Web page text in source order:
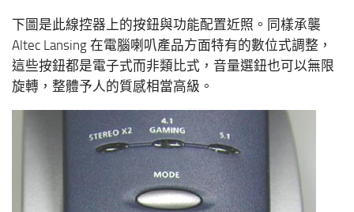
下圖是此線控器上的按鈕與功能配置近照。同樣承襲
Altec Lansing 在電腦喇叭產品方面特有的數位式調整，
這些按鈕都是電子式而非類比式，音量選鈕也可以無限
旋轉，整體予人的質感相當高級。